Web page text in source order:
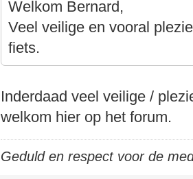
Welkom Bernard,
Veel veilige en vooral
fiets.
Inderdaad veel veilige /
welkom hier op het forum.
Geduld en respect voor de